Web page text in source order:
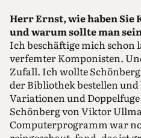
Herr Ernst, wie haben
und warum sollte man
Ich beschäftige mich schon
verfemter Komponisten.
Zufall. Ich wollte
der Bibliothek bestellen und
Variationen und
Schönberg von Viktor
Computerprogramm war